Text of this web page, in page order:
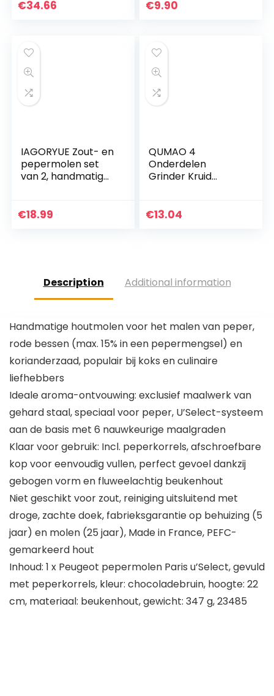
zwart
€34.66
en tabak I
€9.90
IAGORYUE Zout- en
pepermolen set
van 2, handmatig
met instelbare
€18.99
QUMAO 4
Onderdelen
Grinder Kruid
Pocket Crusher Mill
€13.04
Description Additional information
Handmatige houtmolen voor het malen van peper,
rode bessen (max. 15% in een pepermengsel) en
korianderzaad, populair bij koks en culinaire
liefhebbers
Ideale aroma-ontvouwing: exclusief maalwerk van
gehard staal, speciaal voor peper, U’Select-systeem
aan de basis met 6 nauwkeurige maalgraden
Klaar voor gebruik: Incl. peperkorrels, afschroefbare
kop voor eenvoudig vullen, perfect gevoel dankzij
gebogen vorm en fluweelachtig beukenhout
Niet geschikt voor zout, reiniging uitsluitend met
droge, zachte doek, fabrieksgarantie op behuizing (5
jaar) en molen (25 jaar), Made in France, PEFC-
gemarkeerd hout
Inhoud: 1 x Peugeot pepermolen Paris u’Select, gevuld
met peperkorrels, kleur: chocoladebruin, hoogte: 22
cm, materiaal: beukenhout, gewicht: 347 g, 23485